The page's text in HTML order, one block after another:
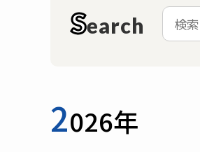
Search
2026年